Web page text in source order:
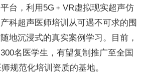
台，利用5G﹢VR虚拟现实超声仿
科超声医师培训从可遇不可求的围
地沉浸式的真实案例学习。目前，
名医学生，有望复制推广至全国
规范化培训资质的基地。